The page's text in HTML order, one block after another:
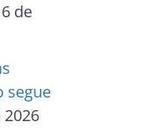
6 de
segue